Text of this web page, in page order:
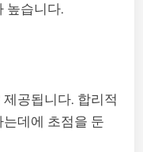
높습니다.
공됩니다. 합리적
데에 초점을 둔